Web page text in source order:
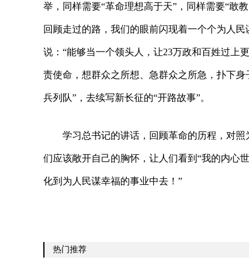
举，同样需要“革命理想高于天”，同样需要“敢
回顾走过的路，我们的眼前闪现着一个个为人
说：“能够当一个领头人，让23万政和百姓过上
责使命，想群众之所想、急群众之所急，扑下
兵列队”，去续写新长征的“开路故事”。
学习总书记的讲话，回顾革命的历程，对
们应该敞开自己的胸怀，让人们看到“我的内心
化到为人民谋幸福的事业中去！”
热门推荐